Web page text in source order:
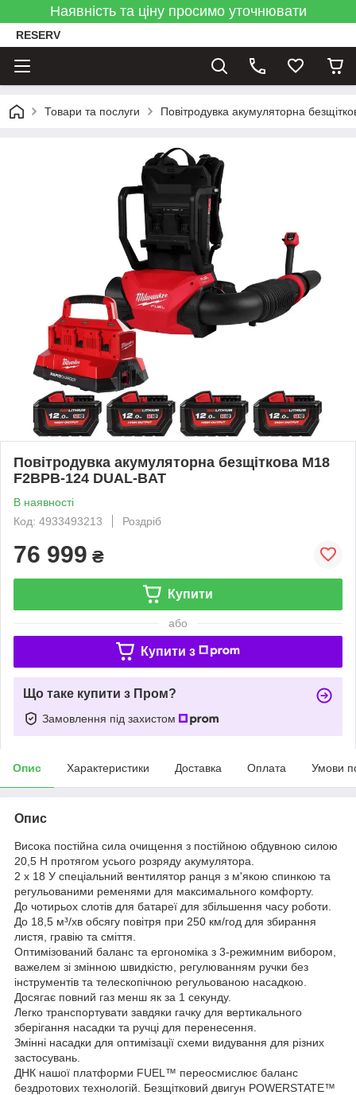
Наявність та ціну просимо уточнювати
RESERV
Товари та послуги Повітродувка акумуляторна
Повітродувка акумуляторна безщіткова M18
F2BPB-124 DUAL-BAT
В наявності
Код: 4933493213
Роздріб
76 999 ₴
Купити
або
Купити з
Що таке купити з Пром?
Замовлення під захистом
Опис Характеристики Доставка Оплата Умови
Опис
Висока постійна сила очищення з постійною обдувною силою
20,5 Н протягом усього розряду акумулятора.
2 x 18 У спеціальний вентилятор ранця з м'якою спинкою та
регульованими ременями для максимального комфорту.
До чотирьох слотів для батареї для збільшення часу роботи.
До 18,5 м³/хв обсягу повітря при 250 км/год для збирання
листя, гравію та сміття.
Оптимізований баланс та ергономіка з 3-режимним вибором,
важелем зі змінною швидкістю, регулюванням ручки без
інструментів та телескопічною регульованою насадкою.
Досягає повний газ менш як за 1 секунду.
Легко транспортувати завдяки гачку для вертикального
зберігання насадки та ручці для перенесення.
Змінні насадки для оптимізації схеми видування для різних
застосувань.
ДНК нашої платформи FUEL™ переосмислює баланс
бездротових технологій. Безщітковий двигун POWERSTATE™